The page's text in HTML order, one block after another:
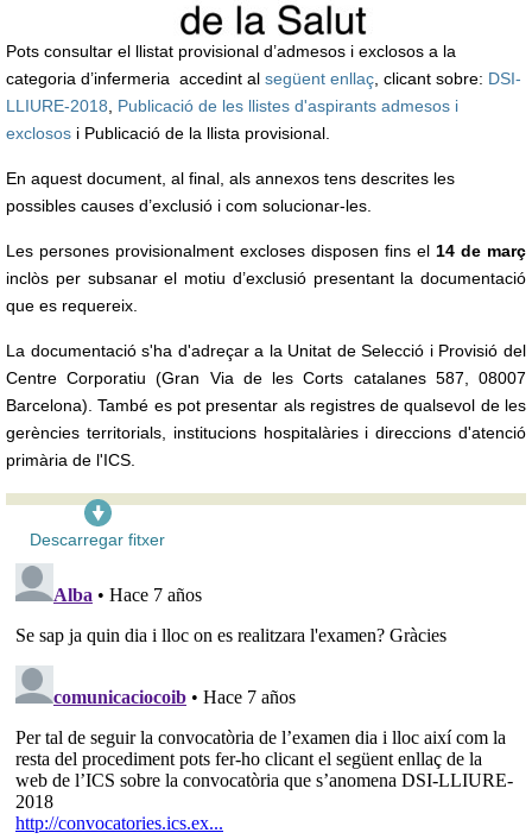
Pots consultar el llistat provisional d’admesos i exclosos a la
categoria d’infermeria accedint al següent enllaç, clicant sobre: DSI-
LLIURE-2018, Publicació de les llistes d'aspirants admesos i
exclosos i Publicació de la llista provisional.
En aquest document, al final, als annexos tens descrites les
possibles causes d’exclusió i com solucionar-les.
Les persones provisionalment excloses disposen fins el 14 de març
inclòs per subsanar el motiu d’exclusió presentant la documentació
que es requereix.
La documentació s'ha d'adreçar a la Unitat de Selecció i Provisió del
Centre Corporatiu (Gran Via de les Corts catalanes 587, 08007
Barcelona). També es pot presentar als registres de qualsevol de les
gerències territorials, institucions hospitalàries i direccions d'atenció
primària de l'ICS.
Descarregar fitxer